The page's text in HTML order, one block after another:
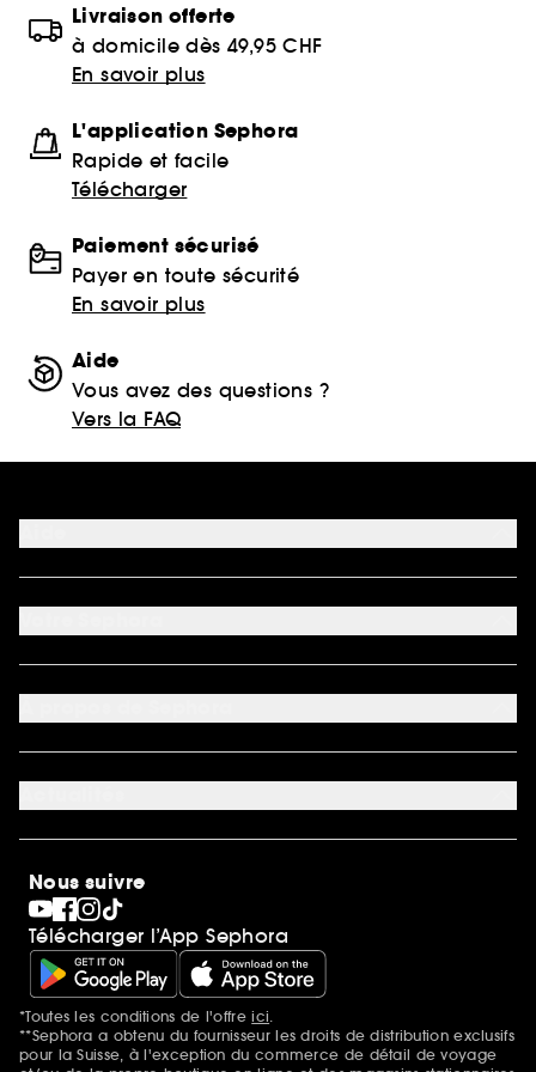
Livraison offerte
à domicile dès 49,95 CHF
En savoir plus
L'application Sephora
Rapide et facile
Télécharger
Paiement sécurisé
Payer en toute sécurité
En savoir plus
Aide
Vous avez des questions ?
Vers la FAQ
FAQ
Nous contacter
Mon compte
Préférence cookies
Découvrir Sephora
Carrière
SEPHORA Prize
Clean at Sephora
Pride
Nous suivre
Télécharger l’App Sephora
Mentions additionnelles
*Toutes les conditions de l'offreici.
**Sephora a obtenu du fournisseur les droits de distribution exclusifs
pour la Suisse, à l'exception du commerce de détail de voyage